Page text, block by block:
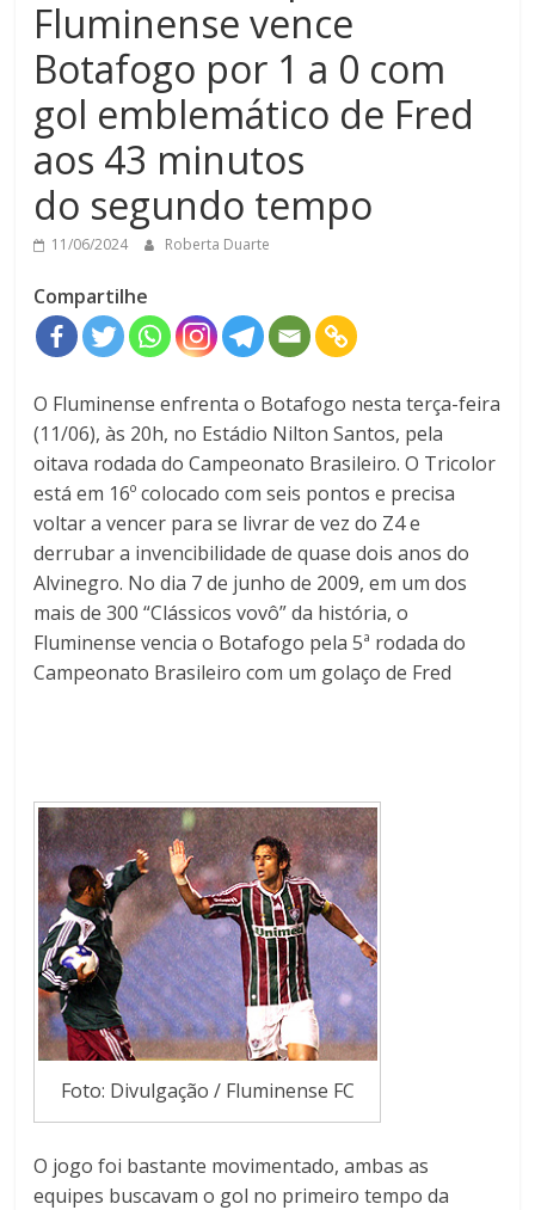
Fluminense vence
Botafogo por 1 a 0 com
gol emblemático de Fred
aos 43 minutos
do segundo tempo
11/06/2024 Roberta Duarte
Compartilhe
O Fluminense enfrenta o Botafogo nesta terça-feira
(11/06), às 20h, no Estádio Nilton Santos, pela
oitava rodada do Campeonato Brasileiro. O Tricolor
está em 16º colocado com seis pontos e precisa
voltar a vencer para se livrar de vez do Z4 e
derrubar a invencibilidade de quase dois anos do
Alvinegro. No dia 7 de junho de 2009, em um dos
mais de 300 “Clássicos vovô” da história, o
Fluminense vencia o Botafogo pela 5ª rodada do
Campeonato Brasileiro com um golaço de Fred
Foto: Divulgação / Fluminense FC
O jogo foi bastante movimentado, ambas as
equipes buscavam o gol no primeiro tempo da